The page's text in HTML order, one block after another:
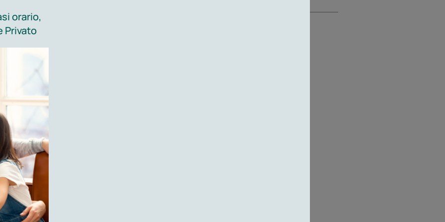
Tra i criteri sopra elencati il valore
di una eventuale resistenza
che regge i fili della situazione.
muscoli, cuore, fegato)
compensatoria di tale ormone da
concentrazione nel sangue
(oltre i 126 mg per definizione si parla
e resistenza insulinica, situazioni
il 50% degli ipertesi
resistenza.
tra i valori della
determinata con metodiche
ľinsulino resitenza. Partendo da questi
orario,
Privato